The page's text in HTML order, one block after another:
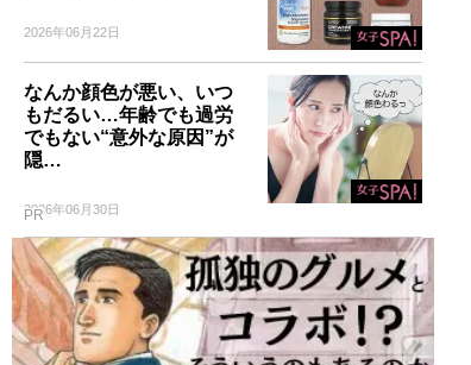
2026年06月22日
なんか顔色が悪い、いつ
もだるい…年齢でも過労
でもない“意外な原因”が
隠…
2026年06月30日
PR